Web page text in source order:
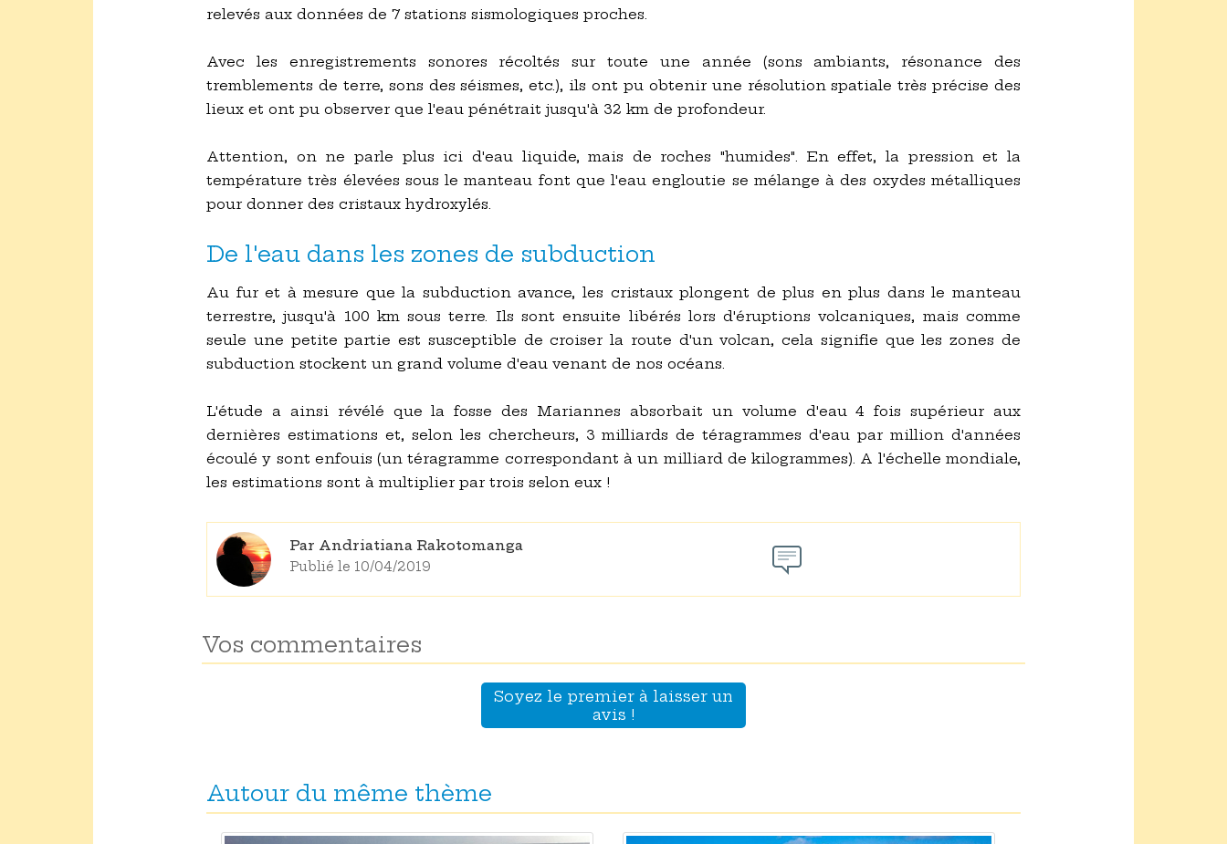
relevés aux données de 7 stations sismologiques proches.
Avec les enregistrements sonores récoltés sur toute une année (sons ambiants, résonance des
tremblements de terre, sons des séismes, etc.), ils ont pu obtenir une résolution spatiale très précise des
lieux et ont pu observer que l'eau pénétrait jusqu'à 32 km de profondeur.
Attention, on ne parle plus ici d'eau liquide, mais de roches "humides". En effet, la pression et la
température très élevées sous le manteau font que l'eau engloutie se mélange à des oxydes métalliques
pour donner des cristaux hydroxylés.
De l'eau dans les zones de subduction
Au fur et à mesure que la subduction avance, les cristaux plongent de plus en plus dans le manteau
terrestre, jusqu'à 100 km sous terre. Ils sont ensuite libérés lors d'éruptions volcaniques, mais comme
seule une petite partie est susceptible de croiser la route d'un volcan, cela signifie que les zones de
subduction stockent un grand volume d'eau venant de nos océans.
L'étude a ainsi révélé que la fosse des Mariannes absorbait un volume d'eau 4 fois supérieur aux
dernières estimations et, selon les chercheurs, 3 milliards de téragrammes d'eau par million d'années
écoulé y sont enfouis (un téragramme correspondant à un milliard de kilogrammes). A l'échelle mondiale,
les estimations sont à multiplier par trois selon eux !
Par Andriatiana Rakotomanga
Publié le 10/04/2019
Vos commentaires
Soyez le premier à laisser un
avis !
Autour du même thème